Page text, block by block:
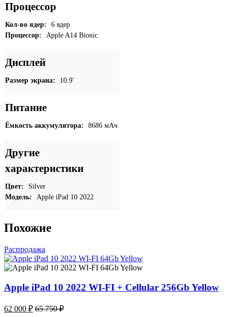
Процессор
Кол-во ядер:
6 ядер
Процессор:
Apple A14 Bionic
Дисплей
Размер экрана: 10.9'
Питание
Ёмкость аккумулятора: 8686 мАч
Другие
характеристики
Цвет:
Silver
Модель:
Apple iPad 10 2022
Похожие
Распродажа
Apple iPad 10 2022 WI-FI + Cellular 256Gb Yellow
62 000 ₽ 65 750₽